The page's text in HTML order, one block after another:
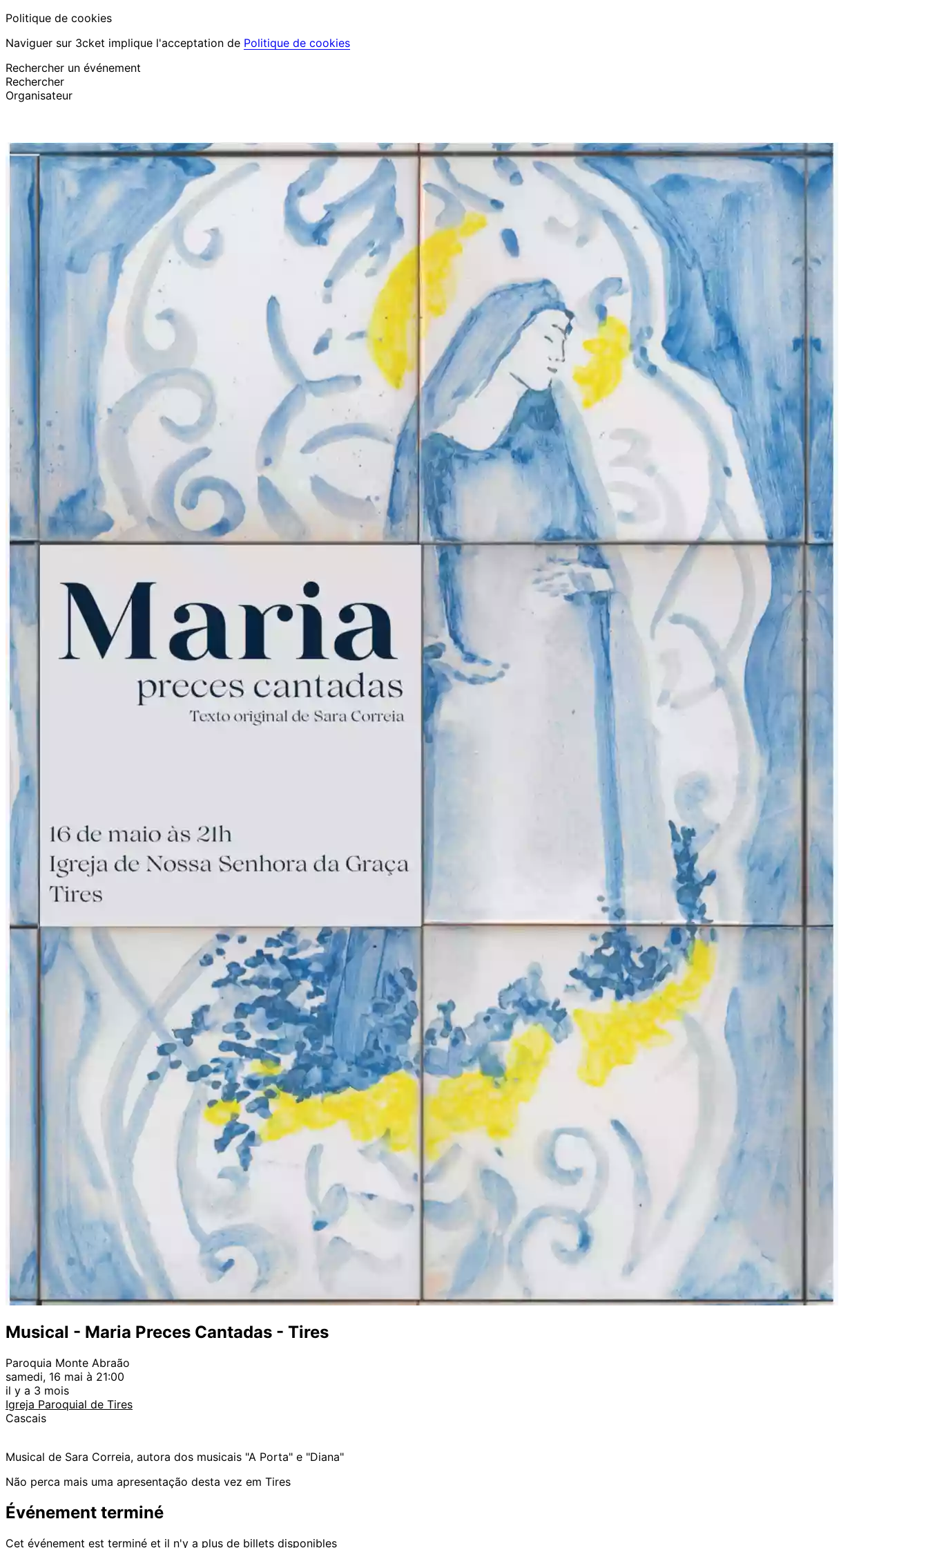
Politique de cookies
Naviguer sur 3cket implique l'acceptation de Politique de cookies
Rechercher un événement
Rechercher
Organisateur
Français
Assistance au participantJ’ai perdu mon billet
LoginPromouvoir événement
Musical - Maria Preces Cantadas - Tires
Paroquia Monte Abraão
samedi, 16 mai à 21:00
il y a 3 mois
Igreja Paroquial de Tires
Cascais
Musical de Sara Correia, autora dos musicais "A Porta" e "Diana"
Não perca mais uma apresentação desta vez em Tires
Événement terminé
Cet événement est terminé et il n'y a plus de billets disponibles